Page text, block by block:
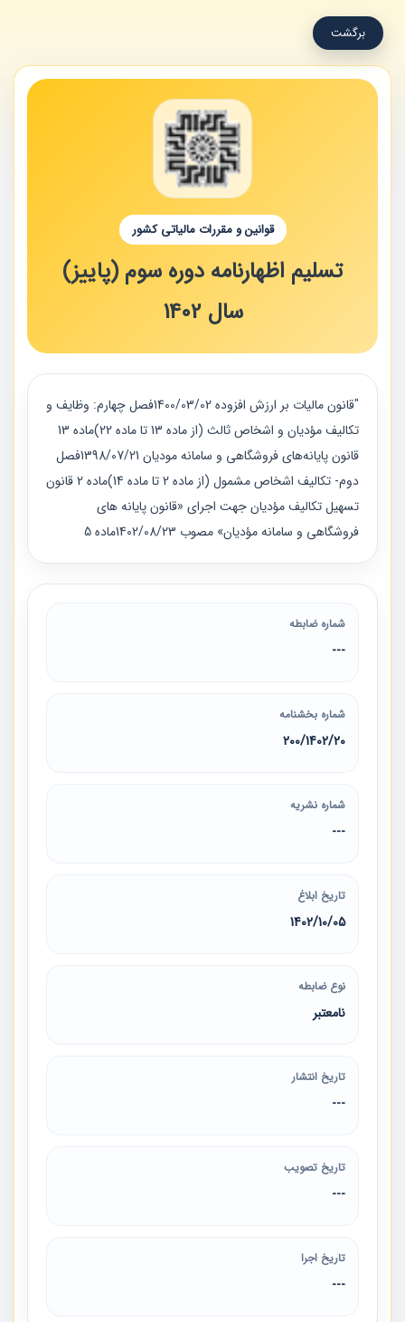
برگشت
قوانین و مقررات مالیاتی کشور
تسلیم اظهارنامه دوره سوم (پاییز)
سال 1402
"قانون مالیات بر ارزش افزوده 1400/03/02فصل چهارم: وظایف و
تکالیف مؤدیان و اشخاص ثالث (از ماده 13 تا ماده 22)ماده 13
قانون پایانه‌های فروشگاهی و سامانه مودیان 1398/07/21فصل
دوم- تکالیف اشخاص مشمول (از ماده 2 تا ماده 14)ماده 2 قانون
تسهيل تكاليف مؤديان جهت اجرای «قانون پايانه های
فروشگاهی و سامانه مؤديان» مصوب 1402/08/23ماده 5
شماره ضابطه
---
شماره بخشنامه
200/1402/20
شماره نشریه
---
تاریخ ابلاغ
1402/10/05
نوع ضابطه
نامعتبر
تاریخ انتشار
---
تاریخ تصویب
---
تاریخ اجرا
---